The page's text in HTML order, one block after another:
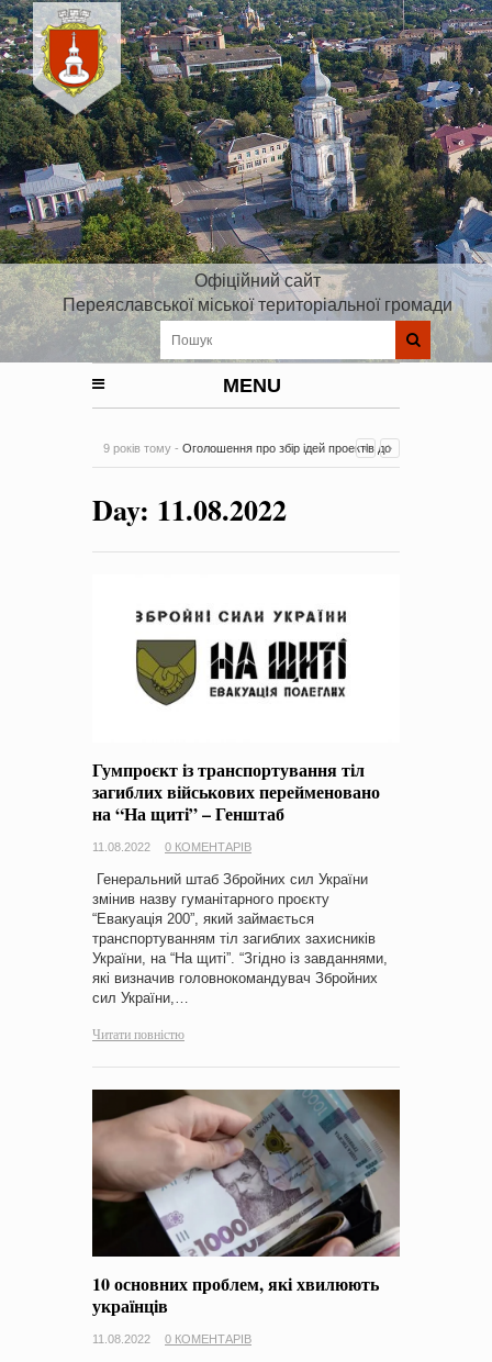
Офіційний сайт
Переяславської міської територіальної громади
MENU
9 років тому - Оголошення про збір ідей проектів до
на період 2018 – 2020 роки Оголошення про збір ідей
проектів
-0 Коментарів
Day: 11.08.2022
Гумпроєкт із транспортування тіл
загиблих військових перейменовано
на “На щиті” – Генштаб
11.08.2022 0 КОМЕНТАРІВ
Генеральний штаб Збройних сил України
змінив назву гуманітарного проєкту
“Евакуація 200”, який займається
транспортуванням тіл загиблих захисників
України, на “На щиті”. “Згідно із завданнями,
які визначив головнокомандувач Збройних
сил України,…
Читати повністю
10 основних проблем, які хвилюють
українців
11.08.2022 0 КОМЕНТАРІВ